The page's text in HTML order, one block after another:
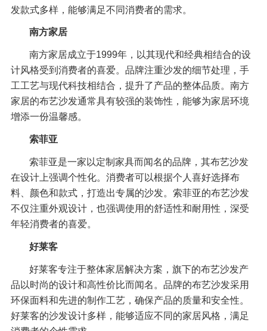
发款式多样，能够满足不同消费者的需求。
南方家居
南方家居成立于1999年，以其现代和经典相结合的设
计风格受到消费者的喜爱。品牌注重沙发的细节处理，手
工工艺与现代科技相结合，提升了产品的整体品质。南方
家居的布艺沙发通常具有较强的装饰性，能够为家居环境
增添一份温馨感。
索菲亚
索菲亚是一家以定制家具而闻名的品牌，其布艺沙发
在设计上强调个性化。消费者可以根据个人喜好选择布
料、颜色和款式，打造出专属的沙发。索菲亚的布艺沙发
不仅注重外观设计，也强调使用的舒适性和耐用性，深受
年轻消费者的喜爱。
好莱客
好莱客专注于整体家居解决方案，旗下的布艺沙发产
品以时尚的设计和高性价比而闻名。品牌的布艺沙发采用
环保面料和先进的制作工艺，确保产品的质量和安全性。
好莱客的沙发设计多样，能够适应不同的家居风格，满足